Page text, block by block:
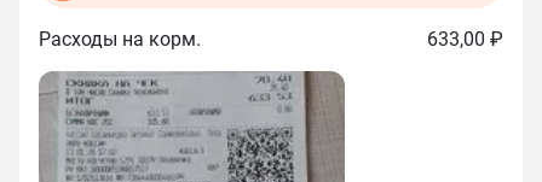
Расходы на корм. 633,00 ₽